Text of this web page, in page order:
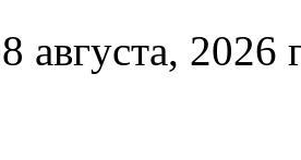
августа, 2026